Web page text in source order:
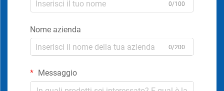
0/100
Nome azienda
0/200
Messaggio